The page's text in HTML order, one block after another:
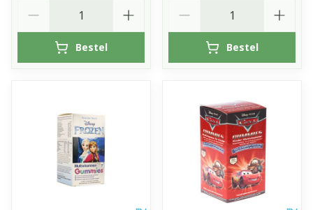
Bestel Bestel